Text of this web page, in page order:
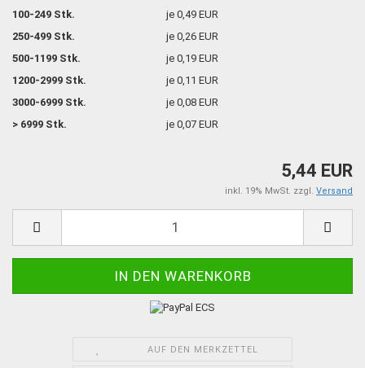
100-249 Stk.
je 0,49 EUR
250-499 Stk.
je 0,26 EUR
500-1199 Stk.
je 0,19 EUR
1200-2999 Stk.
je 0,11 EUR
3000-6999 Stk.
je 0,08 EUR
> 6999 Stk.
je 0,07 EUR
5,44 EUR
inkl. 19% MwSt. zzgl. Versand
AUF DEN MERKZETTEL